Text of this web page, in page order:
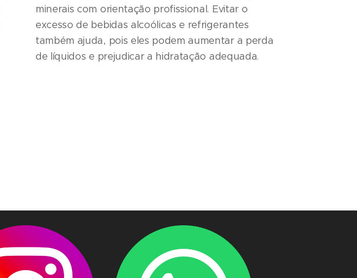
minerais com orientação profissional. Evitar o
excesso de bebidas alcoólicas e refrigerantes
também ajuda, pois eles podem aumentar a perda
de líquidos e prejudicar a hidratação adequada.